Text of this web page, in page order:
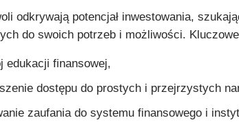
odkrywają potencjał inwestowania,
do swoich potrzeb i możliwości.
edukacji finansowej,
dostępu do prostych i przejrzystych
zaufania do systemu finansowego i